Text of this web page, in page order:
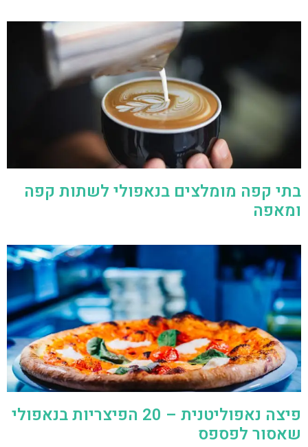
בתי קפה מומלצים בנאפולי לשתות קפה
ומאפה
פיצה נאפוליטנית – 20 הפיצריות בנאפולי
שאסור לפספס